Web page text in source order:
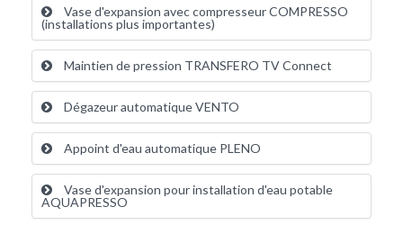
Vase d'expansion avec compresseur COMPRESSO
(installations plus importantes)
Maintien de pression TRANSFERO TV Connect
Dégazeur automatique VENTO
Appoint d'eau automatique PLENO
Vase d'expansion pour installation d'eau potable
AQUAPRESSO